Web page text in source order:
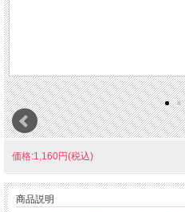
価格:1,160円(税込)
商品説明